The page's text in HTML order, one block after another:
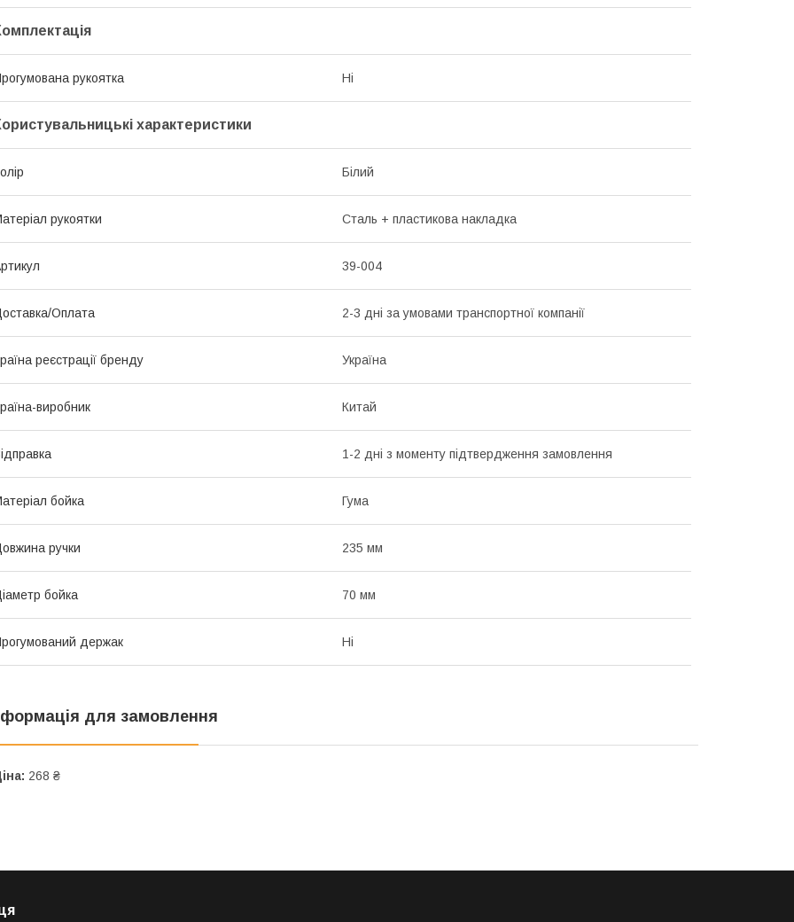
рукоятка Ні
характеристики
Білий
рукоятки Сталь + пластикова накладка
39-004
Оплата 2-3 дні за умовами транспортної компанії
реєстрації бренду Україна
виробник Китай
1-2 дні з моменту підтвердження замовлення
бойка Гума
ручки 235 мм
бойка 70 мм
держак Ні
для замовлення
268 ₴